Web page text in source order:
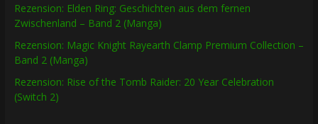
Rezension: Elden Ring: Geschichten aus dem fernen
Zwischenland – Band 2 (Manga)
Rezension: Magic Knight Rayearth Clamp Premium Collection –
Band 2 (Manga)
Rezension: Rise of the Tomb Raider: 20 Year Celebration
(Switch 2)